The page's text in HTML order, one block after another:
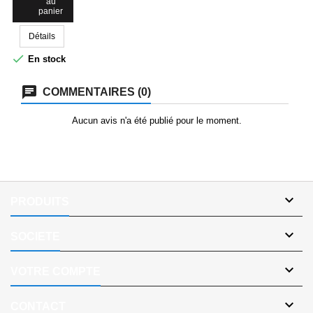
Interlock Col
RIB
panier
Détails
 En stock
COMMENTAIRES (0)
Aucun avis n'a été publié pour le moment.



